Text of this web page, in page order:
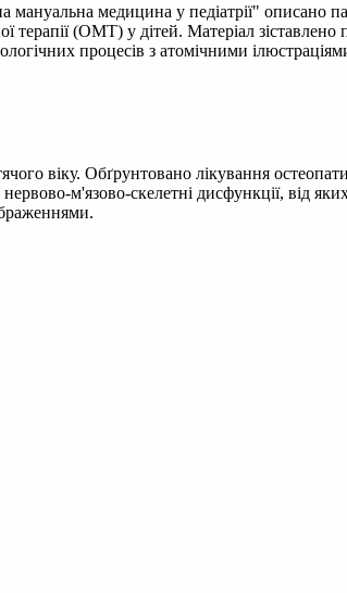
медицина у педіатрії" описано
(ОМТ) у дітей. Матеріал зіставлено
процесів з атомічними
віку. Обґрунтовано лікування
м'язово-скелетні дисфункції, від